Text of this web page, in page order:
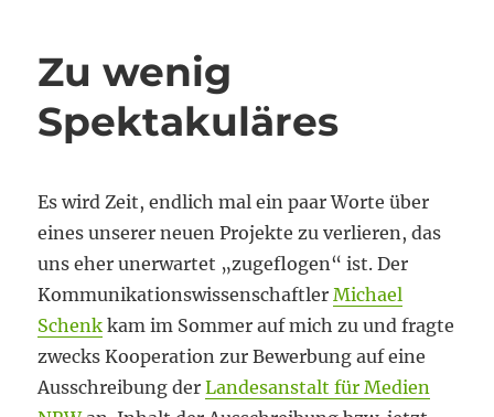
Zu wenig
Spektakuläres
Es wird Zeit, endlich mal ein paar Worte über
eines unserer neuen Projekte zu verlieren, das
uns eher unerwartet „zugeflogen“ ist. Der
KommunikationswissenschaftlerMichael
Schenk kam im Sommer auf mich zu und fragte
zwecks Kooperation zur Bewerbung auf eine
Ausschreibung derLandesanstalt für Medien